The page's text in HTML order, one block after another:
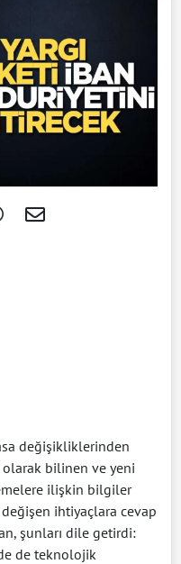
değişikliklerinden
olarak bilinen ve yeni
ilişkin bilgiler
ihtiyaçlara cevap
şunları dile getirdi:
de teknolojik